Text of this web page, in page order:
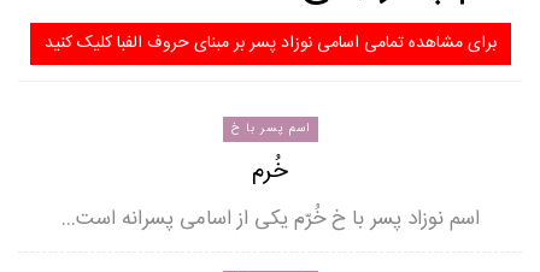
برای مشاهده تمامی اسامی نوزاد پسر بر مبنای حروف الفبا کلیک کنید
اسم پسر با خ
خُرم
اسم نوزاد پسر با خ خُرّم یکی از اسامی پسرانه است…